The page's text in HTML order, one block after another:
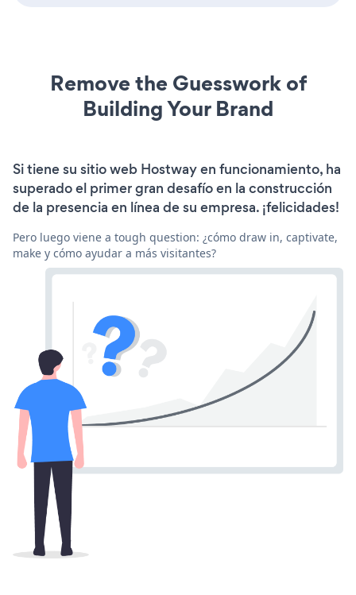
Remove the Guesswork of
Building Your Brand
Si tiene su sitio web Hostway en funcionamiento, ha
superado el primer gran desafío en la construcción
de la presencia en línea de su empresa. ¡felicidades!
Pero luego viene a tough question: ¿cómo draw in, captivate,
make y cómo ayudar a más visitantes?